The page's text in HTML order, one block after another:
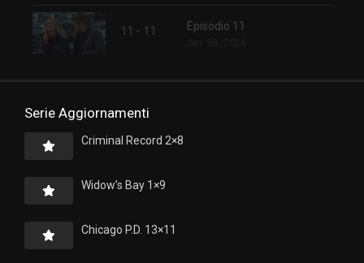
11 - 11 Episodio 11
Jan. 28, 2026
Serie Aggiornamenti
Criminal Record 2×8
Widow’s Bay 1×9
Chicago P.D. 13×11